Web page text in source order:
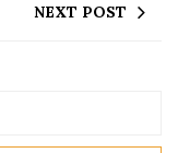
NEXT POST